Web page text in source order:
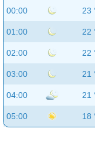
00:00 23
01:00 22
02:00 22
03:00 21
04:00 21
05:00 18